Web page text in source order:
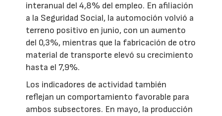
interanual del 4,8% del empleo. En afiliación
a la Seguridad Social, la automoción volvió a
terreno positivo en junio, con un aumento
del 0,3%, mientras que la fabricación de otro
material de transporte elevó su crecimiento
hasta el 7,9%.
Los indicadores de actividad también
reflejan un comportamiento favorable para
ambos subsectores. En mayo, la producción